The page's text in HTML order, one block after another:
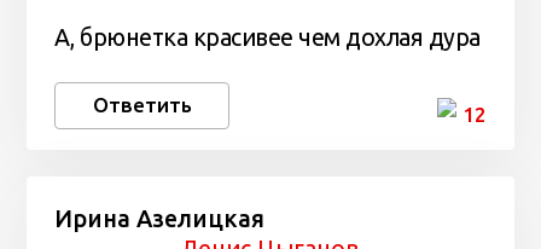
А, брюнетка красивее чем дохлая дура
Ответить 12
Ирина Азелицкая